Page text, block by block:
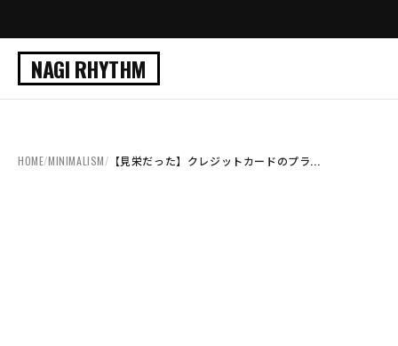
NAGI RHYTHM
HOME/MINIMALISM/ 【見栄だった】クレジットカードのプラ...